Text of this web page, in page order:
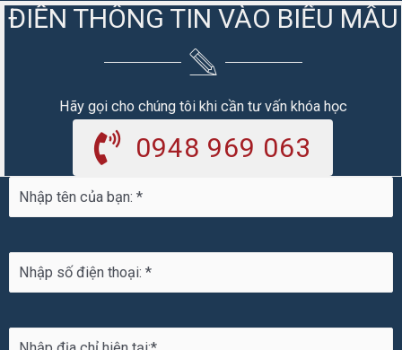
ĐIỀN THÔNG TIN VÀO BIỂU MẪU
Hãy gọi cho chúng tôi khi cần tư vấn khóa học
0948 969 063